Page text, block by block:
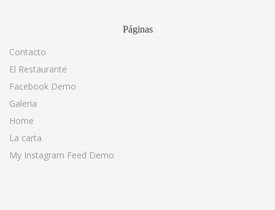
Páginas
Contacto
El Restaurante
Facebook Demo
Galeria
Home
La carta
My Instagram Feed Demo